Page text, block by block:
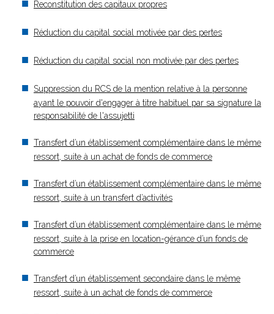
Reconstitution des capitaux propres
Réduction du capital social motivée par des pertes
Réduction du capital social non motivée par des pertes
Suppression du RCS de la mention relative à la personne
ayant le pouvoir d'engager à titre habituel par sa signature la
responsabilité de l'assujetti
Transfert d’un établissement complémentaire dans le même
ressort, suite à un achat de fonds de commerce
Transfert d’un établissement complémentaire dans le même
ressort, suite à un transfert d’activités
Transfert d’un établissement complémentaire dans le même
ressort, suite à la prise en location-gérance d’un fonds de
commerce
Transfert d’un établissement secondaire dans le même
ressort, suite à un achat de fonds de commerce